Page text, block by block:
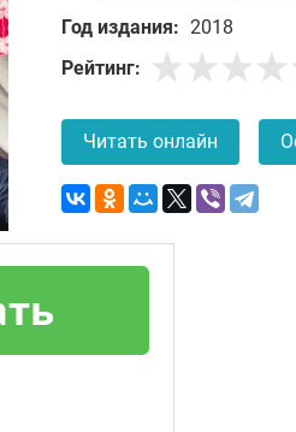
Год издания: 2018
Рейтинг:
Читать онлайн